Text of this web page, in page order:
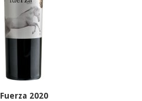
Fuerza 2020